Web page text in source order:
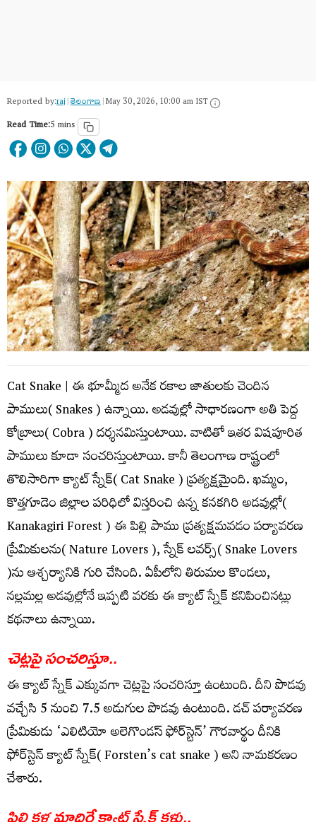
Reported by:raj|తెలంగాణ‌|May 30, 2026, 10:00 am IST
Read Time:5 mins
Cat Snake | ఈ భూమ్మీద అనేక ర‌కాల జాతుల‌కు చెందిన
పాములు( Snakes ) ఉన్నాయి. అడ‌వుల్లో సాధారణంగా అతి పెద్ద
కోబ్రాలు( Cobra ) ద‌ర్శ‌న‌మిస్తుంటాయి. వాటితో ఇత‌ర విష‌పూరిత
పాములు కూడా సంచ‌రిస్తుంటాయి. కానీ తెలంగాణ రాష్ట్రంలో
తొలిసారిగా క్యాట్ స్నేక్( Cat Snake ) ప్ర‌త్య‌క్ష‌మైంది. ఖ‌మ్మం,
కొత్త‌గూడెం జిల్లాల ప‌రిధిలో విస్త‌రించి ఉన్న క‌న‌క‌గిరి అడ‌వుల్లో(
Kanakagiri Forest ) ఈ పిల్లి పాము ప్ర‌త్య‌క్ష‌మ‌వ‌డం ప‌ర్యావ‌ర‌ణ
ప్రేమికులను( Nature Lovers ), స్నేక్ ల‌వ‌ర్స్‌( Snake Lovers
)ను ఆశ్చ‌ర్యానికి గురి చేసింది. ఏపీలోని తిరుమ‌ల కొండ‌లు,
న‌ల్ల‌మ‌ల్ల అడవుల్లోనే ఇప్ప‌టి వ‌ర‌కు ఈ క్యాట్ స్నేక్ క‌నిపించిన‌ట్లు
క‌థ‌నాలు ఉన్నాయి.
చెట్ల‌పై సంచ‌రిస్తూ..
ఈ క్యాట్ స్నేక్ ఎక్కువ‌గా చెట్ల‌పై సంచ‌రిస్తూ ఉంటుంది. దీని పొడ‌వు
వ‌చ్చేసి 5 నుంచి 7.5 అడుగుల పొడ‌వు ఉంటుంది. డ‌చ్ ప‌ర్యావ‌ర‌ణ
ప్రేమికుడు ‘ఎలిటియో అలెగొండస్ ఫోర్‌స్టెన్’ గౌరవార్థం దీనికి
ఫోర్‌స్టెన్ క్యాట్ స్నేక్( Forsten’s cat snake ) అని నామ‌క‌ర‌ణం
చేశారు.
పిల్లి క‌ళ్ల మాదిరే క్యాట్ స్నేక్ క‌ళ్లు..